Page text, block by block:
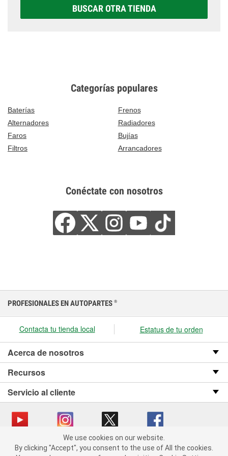
BUSCAR OTRA TIENDA
Categorías populares
Baterías
Frenos
Alternadores
Radiadores
Faros
Bujías
Filtros
Arrancadores
Conéctate con nosotros
We use cookies on our website. By clicking "Accept", you consent
to the use of All the cookies.
PROFESIONALES EN AUTOPARTES ®
Contacta tu tienda local Estatus de tu orden
Acerca de nosotros
Recursos
Servicio al cliente
Copyright © 2008-2026 O’Reilly Auto Parts v OST_3.2.0.0.729 (3) cv1361
We use cookies on our website.
By clicking "Accept", you consent to the use of All the cookies.